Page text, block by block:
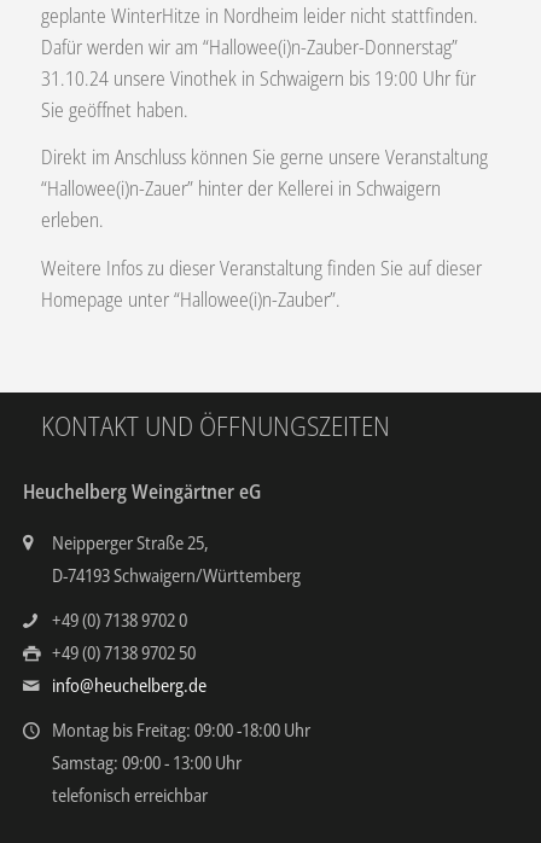
geplante WinterHitze in Nordheim leider nicht stattfinden.
Dafür werden wir am “Hallowee(i)n-Zauber-Donnerstag”
31.10.24 unsere Vinothek in Schwaigern bis 19:00 Uhr für
Sie geöffnet haben.
Direkt im Anschluss können Sie gerne unsere Veranstaltung
“Hallowee(i)n-Zauer” hinter der Kellerei in Schwaigern
erleben.
Weitere Infos zu dieser Veranstaltung finden Sie auf dieser
Homepage unter “Hallowee(i)n-Zauber”.
KONTAKT UND ÖFFNUNGSZEITEN
Heuchelberg Weingärtner eG
Neipperger Straße 25,
D-74193 Schwaigern/Württemberg
+49 (0) 7138 9702 0
+49 (0) 7138 9702 50
info@heuchelberg.de
Montag bis Freitag: 09:00 -18:00 Uhr
Samstag: 09:00 - 13:00 Uhr
telefonisch erreichbar